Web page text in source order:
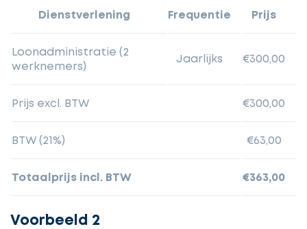
Dienstverlening Frequentie Prijs
Loonadministratie (2
werknemers)
Jaarlijks €300,00
Prijs excl. BTW €300,00
BTW (21%) €63,00
Totaalprijs incl. BTW €363,00
Voorbeeld 2